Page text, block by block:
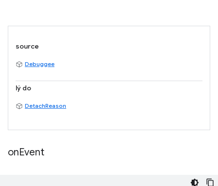
source
Debuggee
lý do
DetachReason
onEvent